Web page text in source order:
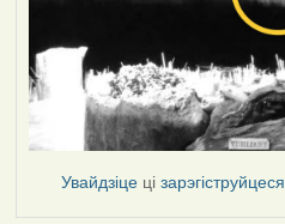
Увайдзіце цізарэгіструйцеся